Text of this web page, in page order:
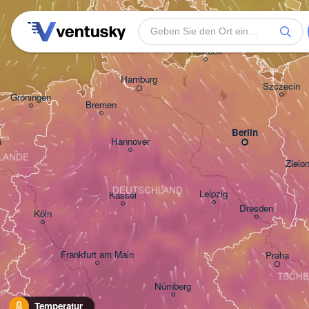
Temperatur
Hamburg
Köln
Frankfurt am Main
Bremen
Hannover
Nürnberg
Kassel
Groningen
DEUTSCHLAND
Berlin
Praha
Leipzig
Dresden
Rostock
Szczecin